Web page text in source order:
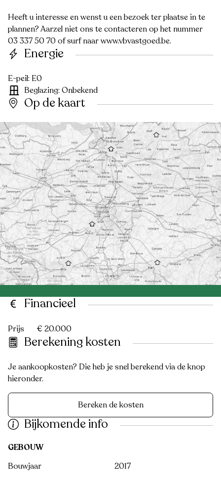
Heeft u interesse en wenst u een bezoek ter plaatse in te
plannen? Aarzel niet ons te contacteren op het nummer
03 337 50 70 of surf naar www.vbvastgoed.be.
Energie
E-peil: E0
Beglazing: Onbekend
Op de kaart
Financieel
Prijs € 20.000
Berekening kosten
Je aankoopkosten? Die heb je snel berekend via de knop
hieronder.
Bereken de kosten
Bijkomende info
GEBOUW
Bouwjaar
2017